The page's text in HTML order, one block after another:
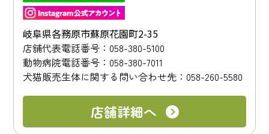
岐阜県各務原市蘇原花園町2-35
店舗代表電話番号：058-380-5100
動物病院電話番号：058-380-7011
犬猫販売生体に関する問い合わせ先：058-260-5580
店舗詳細へ